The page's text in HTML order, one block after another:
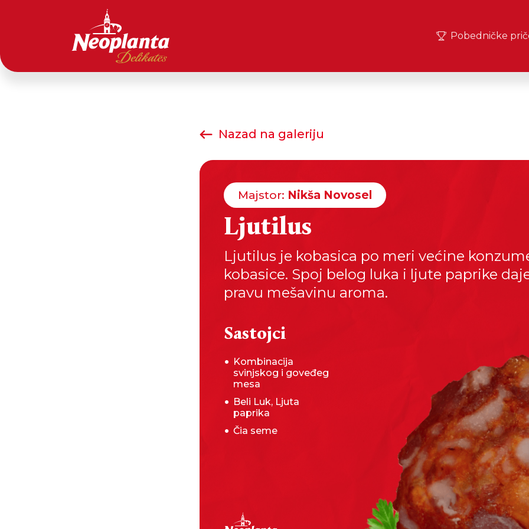
Pobedničke
Nazad na galeriju
Majstor: Nikša Novosel
Ljutilus
Ljutilus je kobasica po meri većine
kobasice. Spoj belog luka i ljute paprike
pravu mešavinu aroma.
Sastojci
Kombinacija
svinjskog i goveđeg
mesa
Beli Luk, Ljuta
paprika
Čia seme